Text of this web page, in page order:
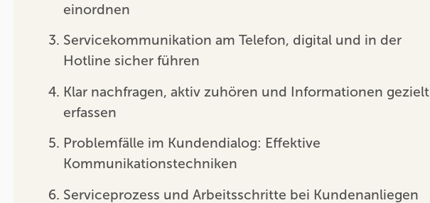
einordnen
Servicekommunikation am Telefon, digital und in der
Hotline sicher führen
Klar nachfragen, aktiv zuhören und Informationen gezielt
erfassen
Problemfälle im Kundendialog: Effektive
Kommunikationstechniken
Serviceprozess und Arbeitsschritte bei Kundenanliegen